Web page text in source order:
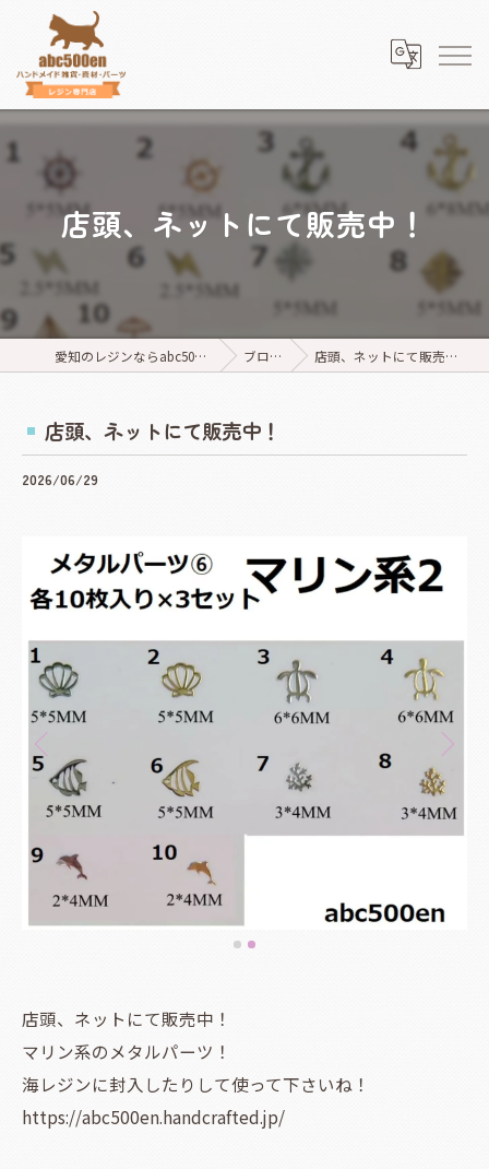
店頭、ネットにて販売中！
愛知のレジンならabc500en ブログ 店頭、ネットにて販売中！
店頭、ネットにて販売中！
2026/06/29
店頭、ネットにて販売中！
マリン系のメタルパーツ！
海レジンに封入したりして使って下さいね！
https://abc500en.handcrafted.jp/